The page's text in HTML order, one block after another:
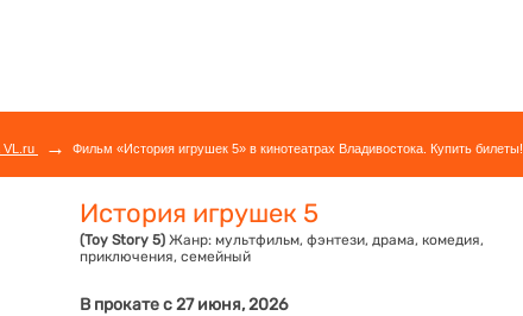
VL.ru → Фильм «История игрушек 5» в кинотеатрах Владивостока. Купить билеты!
История игрушек 5
(Toy Story 5) Жанр: мультфильм, фэнтези, драма, комедия,
приключения, семейный
В прокате с 27 июня, 2026